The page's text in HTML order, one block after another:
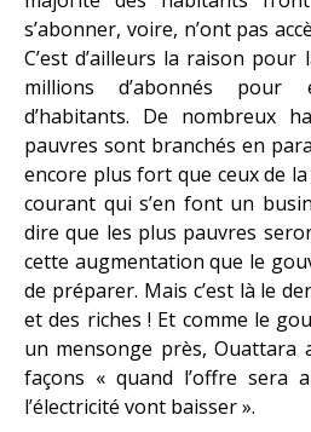
s’abonner, voire, n’ont pas
C’est d’ailleurs la raison pour
millions d’abonnés pour
d’habitants. De nombreux
pauvres sont branchés en
encore plus fort que ceux de
courant qui s’en font un
dire que les plus pauvres
cette augmentation que le
de préparer. Mais c’est là le
et des riches ! Et comme le
un mensonge près, Ouattara
façons « quand l’offre sera
l’électricité vont baisser ».